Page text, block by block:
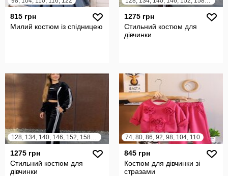
815 грн
Милий костюм із спідницею
1275 грн
Стильний костюм для
дівчинки
128, 134, 140, 146, 152, 158, 164
1275 грн
Стильний костюм для
дівчинки
74, 80, 86, 92, 98, 104, 110
845 грн
Костюм для дівчинки зі
стразами